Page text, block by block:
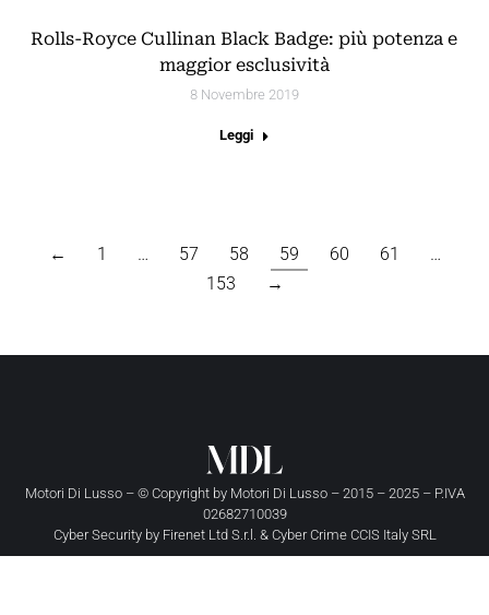
Rolls-Royce Cullinan Black Badge: più potenza e
maggior esclusività
8 Novembre 2019
Leggi
← 1 … 57 58 59 60 61
…
153
→
Motori Di Lusso – © Copyright by Motori Di Lusso– 2015 – 2025 – P.IVA
02682710039
Cyber Security by Firenet Ltd S.r.l. & Cyber Crime CCIS Italy SRL